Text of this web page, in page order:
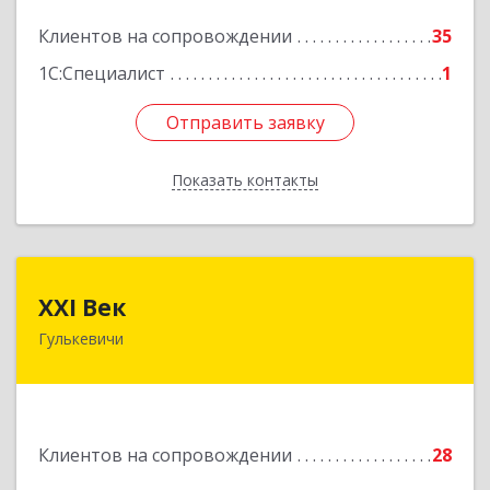
Клиентов на сопровождении
35
1С:Специалист
1
Отправить заявку
Показать контакты
Отправить заявку
Назад
XXI Век
Гулькевичи
Клиентов на сопровождении 28